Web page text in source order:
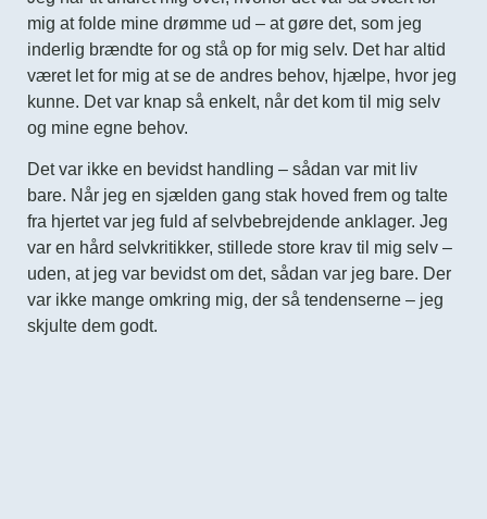
mig at folde mine drømme ud – at gøre det, som jeg
inderlig brændte for og stå op for mig selv. Det har altid
været let for mig at se de andres behov, hjælpe, hvor jeg
kunne. Det var knap så enkelt, når det kom til mig selv
og mine egne behov.
Det var ikke en bevidst handling – sådan var mit liv
bare. Når jeg en sjælden gang stak hoved frem og talte
fra hjertet var jeg fuld af selvbebrejdende anklager. Jeg
var en hård selvkritikker, stillede store krav til mig selv –
uden, at jeg var bevidst om det, sådan var jeg bare. Der
var ikke mange omkring mig, der så tendenserne – jeg
skjulte dem godt.